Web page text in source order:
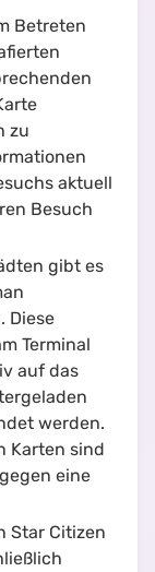
Betreten
zu
aktuell
Besuch
gibt es
Diese
Terminal
auf das
werden.
Karten sind
eine
Star Citizen